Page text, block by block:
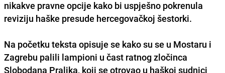
nikakve pravne opcije kako bi uspješno pokrenula
reviziju haške presude hercegovačkoj šestorki.
Na početku teksta opisuje se kako su se u Mostaru i
Zagrebu palili lampioni u čast ratnog zločinca
Slobodana Praljka, koji se otrovao u haškoj sudnici